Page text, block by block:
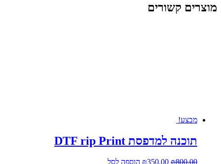
מוצרים קשורים
מבצע!
תוכנה למדפסת DTF rip Print
₪800.00
המחיר ₪350.00
המחיר
הוספה לסל